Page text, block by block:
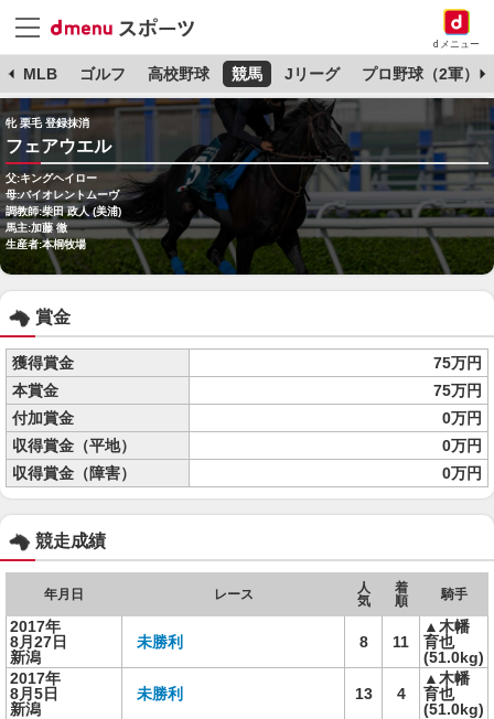
dメニュー
MLB ゴルフ 高校野球 競馬 Jリーグ プロ野球（2軍）
牝 栗毛 登録抹消
フェアウエル
父:キングヘイロー
母:バイオレントムーヴ
調教師:柴田 政人 (美浦)
馬主:加藤 徹
生産者:本桐牧場
賞金
獲得賞金
75万円
本賞金
75万円
付加賞金
0万円
収得賞金（平地）
0万円
収得賞金（障害）
0万円
競走成績
年月日 レース
人
気
着
順
騎手
2017年
8月27日
新潟
未勝利 8 11
▲木幡
育也
(51.0kg)
2017年
8月5日
新潟
未勝利 13 4
▲木幡
育也
(51.0kg)